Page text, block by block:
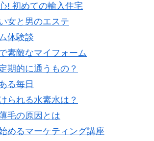
! 初めての輸入住宅
女と男のエステ
体験談
素敵なマイフォーム
期的に通うもの？
る毎日
られる水素水は？
毛の原因とは
めるマーケティング講座